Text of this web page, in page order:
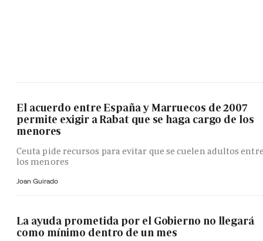
El acuerdo entre España y Marruecos de 2007
permite exigir a Rabat que se haga cargo de los
menores
Ceuta pide recursos para evitar que se cuelen adultos
los menores
Joan Guirado
La ayuda prometida por el Gobierno no llegará
como mínimo dentro de un mes